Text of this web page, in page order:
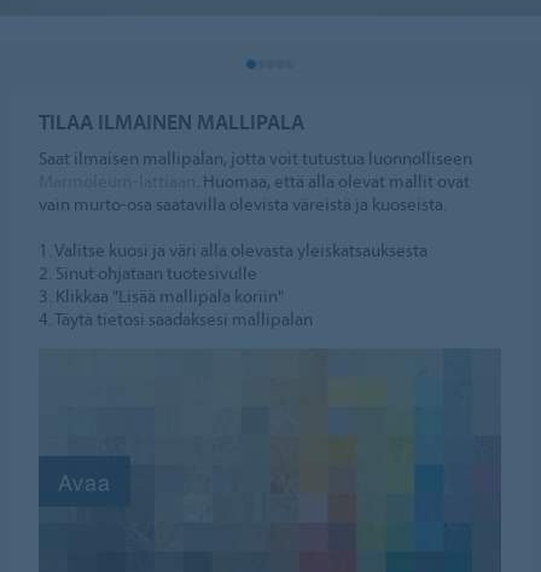
TILAA ILMAINEN MALLIPALA
Saat ilmaisen mallipalan, jotta voit tutustua luonnolliseen
. Huomaa, että alla olevat mallit ovat
vain murto-osa saatavilla olevista väreistä ja kuoseista.
1. Valitse kuosi ja väri alla olevasta yleiskatsauksesta
2. Sinut ohjataan tuotesivulle
3. Klikkaa "Lisää mallipala koriin"
4. Täytä tietosi saadaksesi mallipalan